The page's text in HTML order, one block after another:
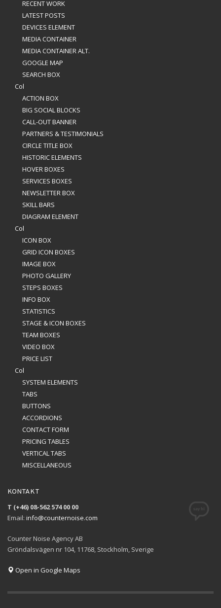
RECENT WORK
LATEST POSTS
DEVICES ELEMENT
MEDIA CONTAINER
MEDIA CONTAINER ALT.
GOOGLE MAP
SEARCH BOX
Col
ACTION BOX
BIG SOCIAL BLOCKS
CALL-OUT BANNER
PARTNERS & TESTIMONIALS
CIRCLE TITLE BOX
HISTORIC ELEMENTS
HOVER BOXES
SERVICES BOXES
NEWSLETTER BOX
SKILL BARS
DIAGRAM ELEMENT
Col
ICON BOX
GRID ICON BOXES
IMAGE BOX
PHOTO GALLERY
STEPS BOXES
INFO BOX
STATISTICS
STAGE & ICON BOXES
TEAM BOXES
VIDEO BOX
PRICE LIST
Col
SYSTEM ELEMENTS
TABS
BUTTONS
ACCORDIONS
CONTACT FORM
PRICING TABLES
VERTICAL TABS
MISCELLANEOUS
KONTAKT
T (+46) 08-562 574 00 00
Email: info@counternoise.com
Counter Noise Agency AB
Gröndalsvägen nr 104, 11768, Stockholm, Sverige
Open in Google Maps